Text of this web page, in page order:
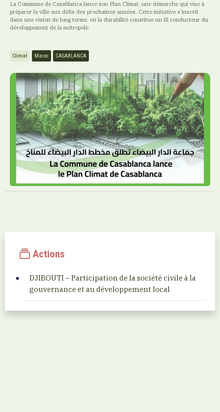
La Commune de Casablanca lance son Plan Climat, une démarche qui vise à
préparer la ville aux défis des prochaines années. Cette initiative s’inscrit
dans une vision de long terme, où la durabilité constitue un fil conducteur du
développement de la métropole.
Climat Maroc CASABLANCA
Actions
DJIBOUTI – Participation de la société civile à la
gouvernance et au développement local